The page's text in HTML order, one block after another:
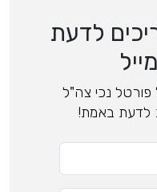
לדעת
פורטל נכי צה"ל
לדעת באמת!